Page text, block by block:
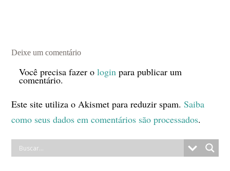
Deixe um comentário
Você precisa fazer ologin para publicar um
comentário.
Este site utiliza o Akismet para reduzir spam.Saiba
como seus dados em comentários são processados.